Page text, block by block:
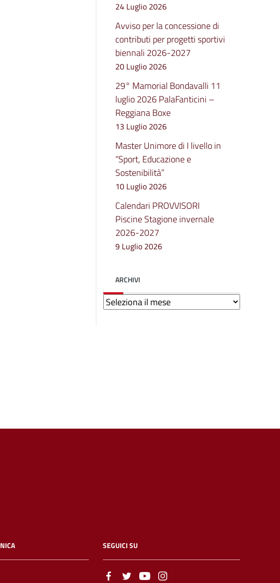
24 Luglio 2026
Avviso per la concessione di
contributi per progetti sportivi
biennali 2026-2027
20 Luglio 2026
29° Mamorial Bondavalli 11
luglio 2026 PalaFanticini –
Reggiana Boxe
13 Luglio 2026
Master Unimore di I livello in
“Sport, Educazione e
Sostenibilità”
10 Luglio 2026
Calendari PROVVISORI
Piscine Stagione invernale
2026-2027
9 Luglio 2026
ARCHIVI
Archivi
SEGUICI SU